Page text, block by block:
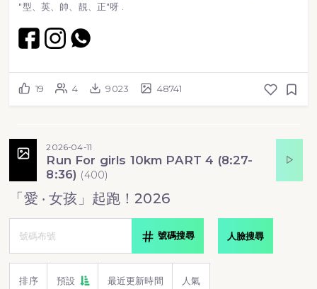
"型、英、帥、靚、正"呀 .
19 4 9023 48741
2026-04-11
Run For girls 10km PART 4 (8:27-
8:36) (400)
「愛 ‧ 女孩」起跑！2026
號碼搜尋 人臉搜尋
排序 預設 最近更新時間 人氣